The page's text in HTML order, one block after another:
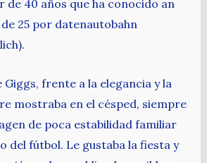
de 40 años que ha conocido an
25 por datenautobahn
Giggs, frente a la elegancia y la
mostraba en el césped, siempre
de poca estabilidad familiar
del fútbol. Le gustaba la fiesta y